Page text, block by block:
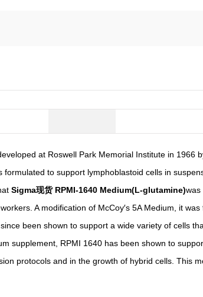
at Roswell Park Memorial Institute in 1966
formulated to support lymphoblastoid cells in
Sigma现货 RPMI-1640 Medium(L-glutamine)was
A modification of McCoy′s 5A Medium, it
been shown to support a wide variety of cells
supplement, RPMI 1640 has been shown to
protocols and in the growth of hybrid cells. This